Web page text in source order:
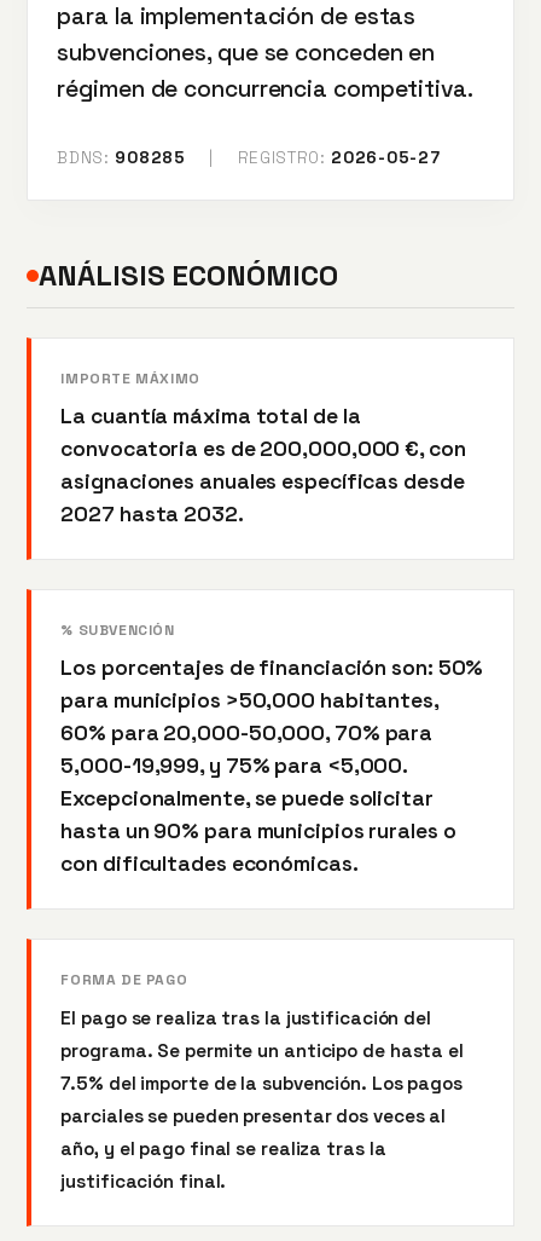
para la implementación de estas
subvenciones, que se conceden en
régimen de concurrencia competitiva.
BDNS: 908285 REGISTRO: 2026-05-27
ANÁLISIS ECONÓMICO
IMPORTE MÁXIMO
La cuantía máxima total de la
convocatoria es de 200,000,000 €, con
asignaciones anuales específicas desde
2027 hasta 2032.
% SUBVENCIÓN
Los porcentajes de financiación son: 50%
para municipios >50,000 habitantes,
60% para 20,000-50,000, 70% para
5,000-19,999, y 75% para <5,000.
Excepcionalmente, se puede solicitar
hasta un 90% para municipios rurales o
con dificultades económicas.
FORMA DE PAGO
El pago se realiza tras la justificación del
programa. Se permite un anticipo de hasta el
7.5% del importe de la subvención. Los pagos
parciales se pueden presentar dos veces al
año, y el pago final se realiza tras la
justificación final.